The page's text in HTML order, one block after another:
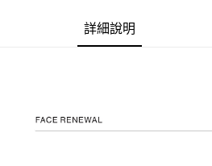
１．透過由恩沛科技股份有限公司提供之「
易，需依本服務之必要範圍內提供個人資料
「AFTEE先享後付」，若未經同意申辦者引
任。
每筆NT$130，滿NT$1,800(含以上)免運
海外配送
詳細說明